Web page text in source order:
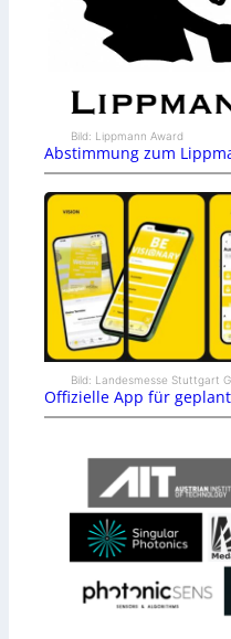
Bild: Lippmann Award
Abstimmung zum
Bild: Landesmesse Stuttgart
Offizielle App für